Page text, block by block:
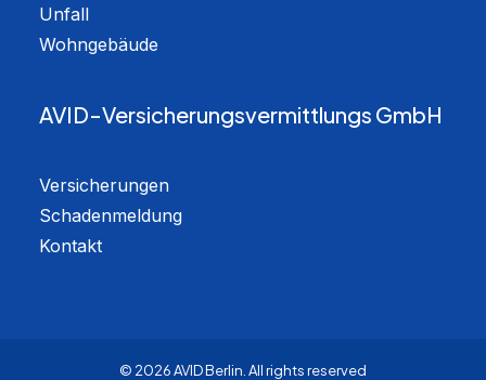
Unfall
Wohngebäude
AVID-Versicherungsvermittlungs GmbH
Versicherungen
Schadenmeldung
Kontakt
© 2026 AVID Berlin. All rights reserved